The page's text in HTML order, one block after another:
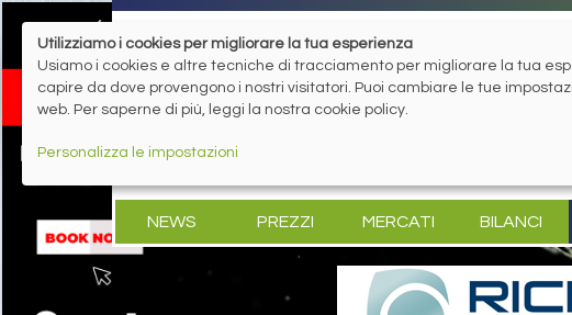
NEWS PREZZI MERCATI BILANCI
Utilizziamo i cookies per migliorare la tua esperienza
Usiamo i cookies e altre tecniche di tracciamento per migliorare la tua
capire da dove provengono i nostri visitatori. Puoi cambiare le tue
web. Per saperne di più, leggi la nostra cookie policy.
Personalizza le impostazioni